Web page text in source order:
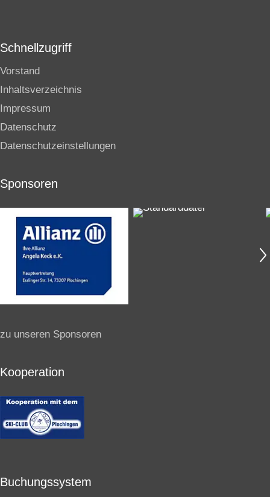
Schnellzugriff
Vorstand
Inhaltsverzeichnis
Impressum
Datenschutz
Datenschutzeinstellungen
Sponsoren
zu unseren Sponsoren
Kooperation
Buchungssystem